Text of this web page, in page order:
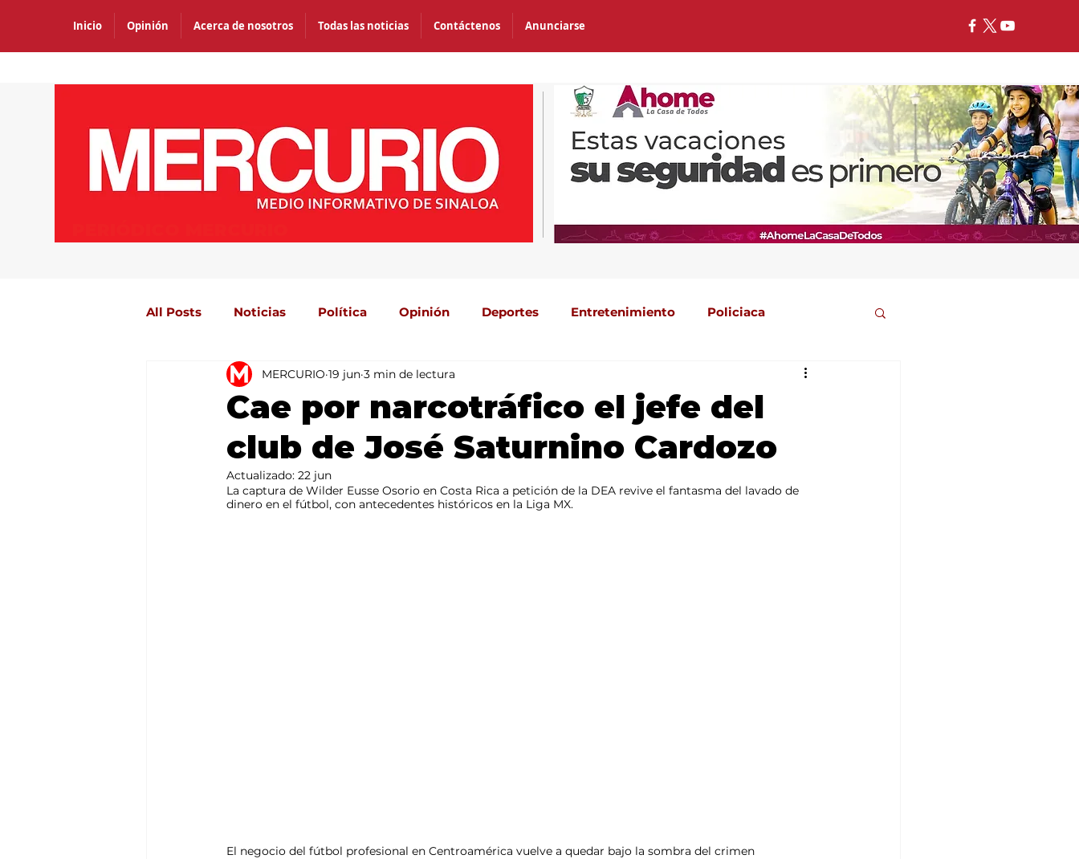
Inicio Opinión Acerca de nosotros Todas las noticias Contáctenos Anunciarse
All Posts Noticias Política Opinión Deportes Entretenimiento Policiaca
Agricultura México Mundo Portada 2
Cae por narcotráfico el jefe del
club de José Saturnino Cardozo
MERCURIO 19 jun 3 min de lectura
Actualizado: 22 jun
La captura de Wilder Eusse Osorio en Costa Rica a petición de la DEA revive el fantasma del lavado de
dinero en el fútbol, con antecedentes históricos en la Liga MX.
El negocio del fútbol profesional en Centroamérica vuelve a quedar bajo la sombra del crimen